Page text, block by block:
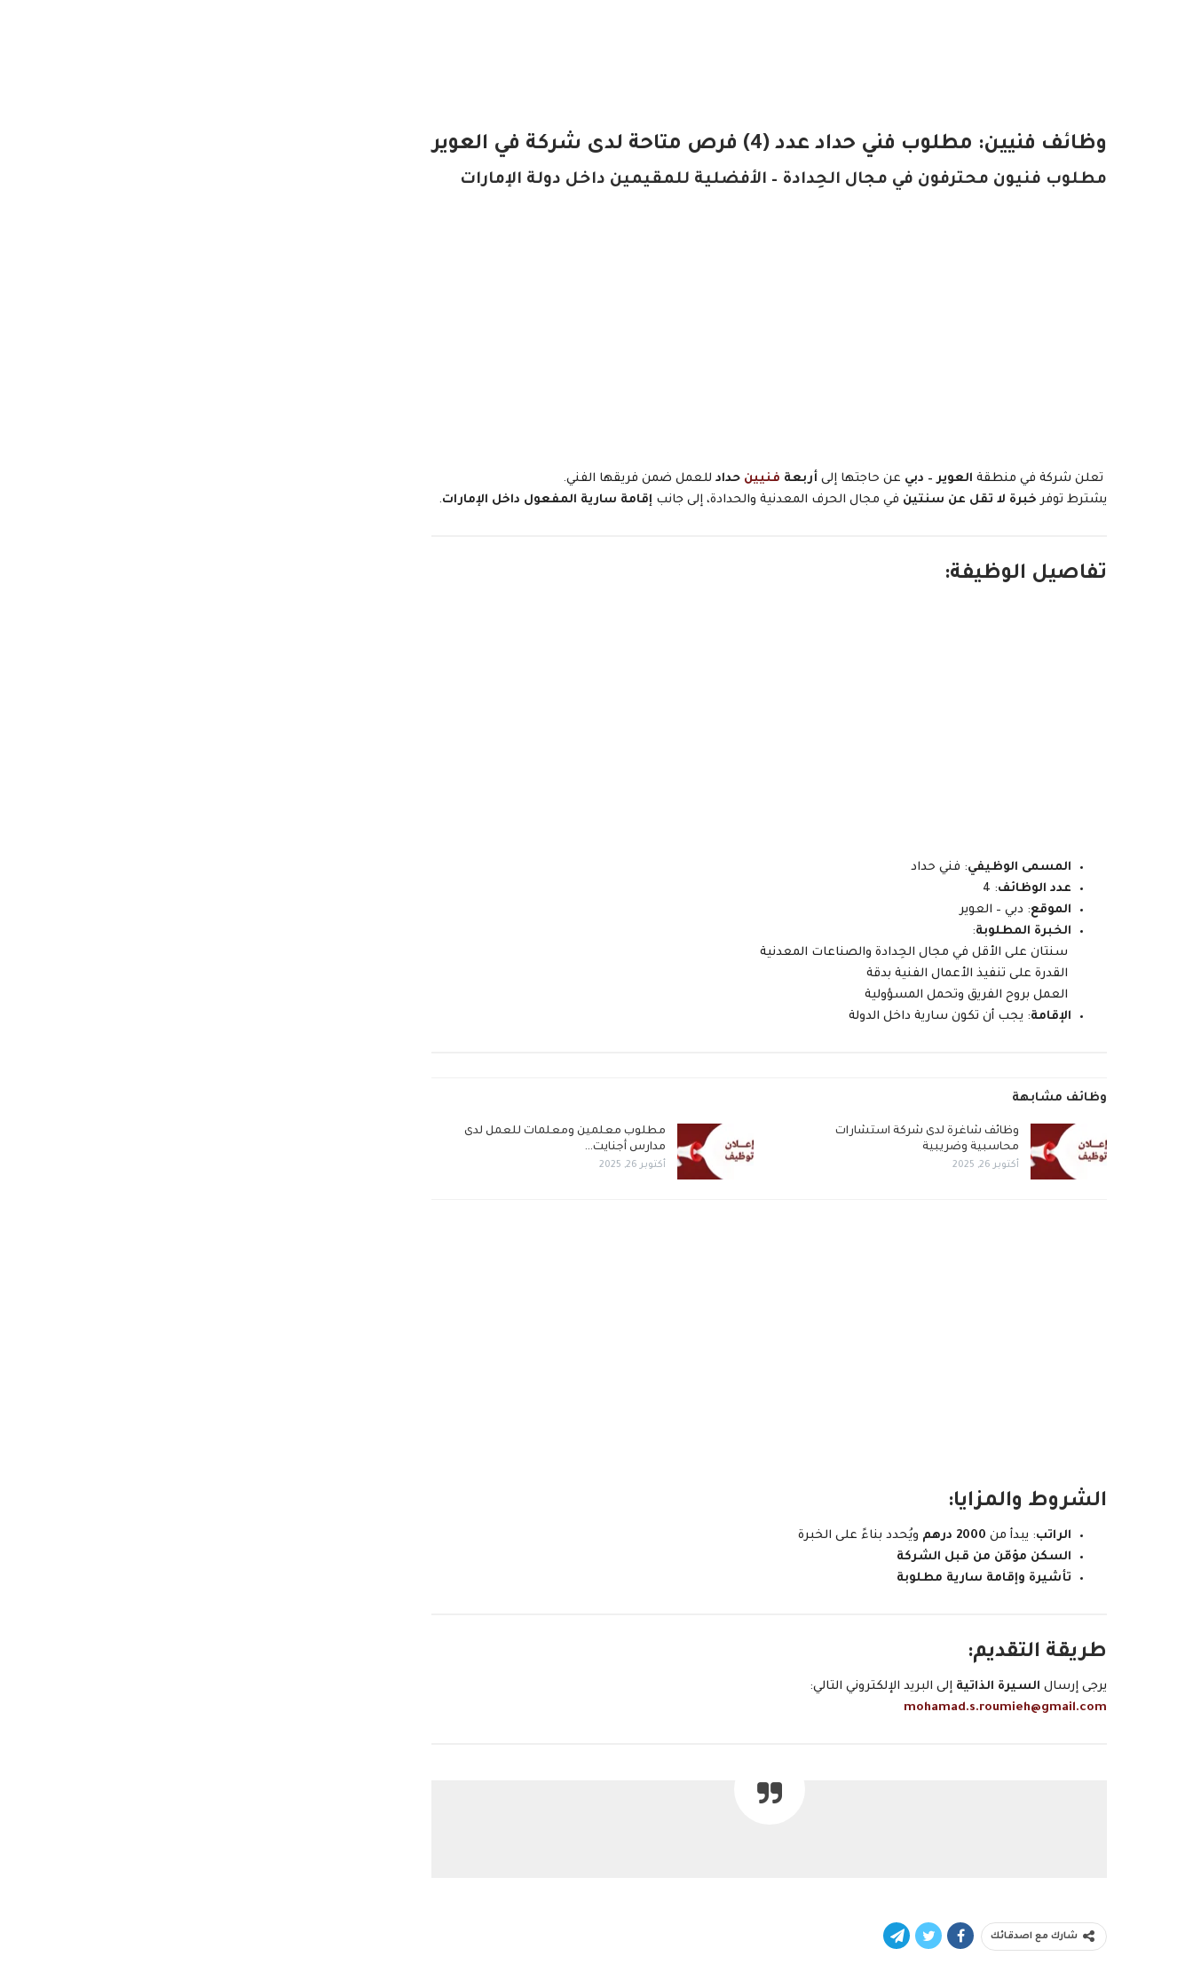
وظائف فنيين: مطلوب فني حداد عدد (4) فرص متاحة لدى شركة في العوير
مطلوب فنيون محترفون في مجال الحِدادة – الأفضلية للمقيمين داخل دولة الإمارات
تعلن شركة في منطقة العوير – دبي عن حاجتها إلى أربعة فنيين حداد للعمل ضمن فريقها الفني.
يشترط توفر خبرة لا تقل عن سنتين في مجال الحرف المعدنية والحدادة، إلى جانب إقامة سارية المفعول داخل الإمارات.
تفاصيل الوظيفة:
المسمى الوظيفي: فني حداد
عدد الوظائف: 4
الموقع: دبي – العوير
الخبرة المطلوبة:
سنتان على الأقل في مجال الحِدادة والصناعات المعدنية
القدرة على تنفيذ الأعمال الفنية بدقة
العمل بروح الفريق وتحمل المسؤولية
الإقامة: يجب أن تكون سارية داخل الدولة
وظائف مشابهة
وظائف شاغرة لدى شركة استشارات
محاسبية وضريبية
أكتوبر 26, 2025
مطلوب معلمين ومعلمات للعمل لدى
مدارس أجنايت…
أكتوبر 26, 2025
الشروط والمزايا:
الراتب: يبدأ من 2000 درهم
ويُحدد بناءً على الخبرة
السكن مؤمّن من قبل الشركة
تأشيرة وإقامة سارية مطلوبة
طريقة التقديم:
يرجى إرسال السيرة الذاتية إلى البريد الإلكتروني التالي:
mohamad.s.roumieh@gmail.com
شارك مع اصدقائك